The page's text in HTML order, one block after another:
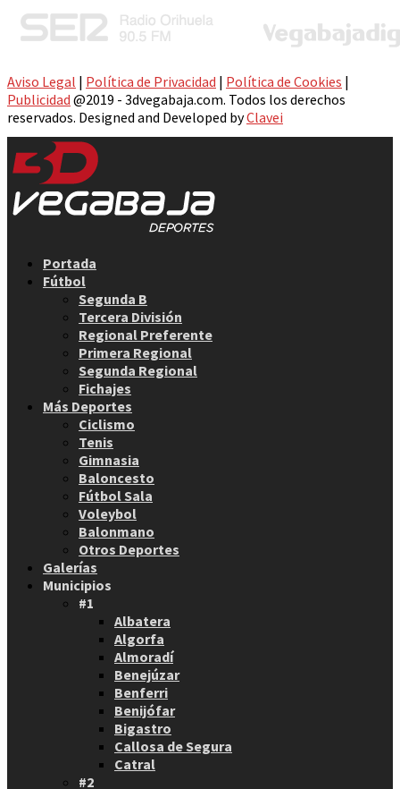
Aviso Legal | Política de Privacidad | Política de Cookies |
Publicidad @2019 - 3dvegabaja.com. Todos los derechos
reservados. Designed and Developed byClavei
Portada
Fútbol
Segunda B
Tercera División
Regional Preferente
Primera Regional
Segunda Regional
Fichajes
Más Deportes
Ciclismo
Tenis
Gimnasia
Baloncesto
Fútbol Sala
Voleybol
Balonmano
Otros Deportes
Galerías
Municipios
#1
Albatera
Algorfa
Almoradí
Benejúzar
Benferri
Benijófar
Bigastro
Callosa de Segura
Catral
#2